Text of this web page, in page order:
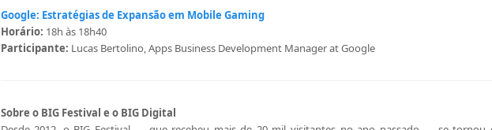
Google: Estratégias de Expansão em Mobile Gaming
Horário: 18h às 18h40
Participante: Lucas Bertolino, Apps Business Development Manager at Google
Sobre o BIG Festival e o BIG Digital